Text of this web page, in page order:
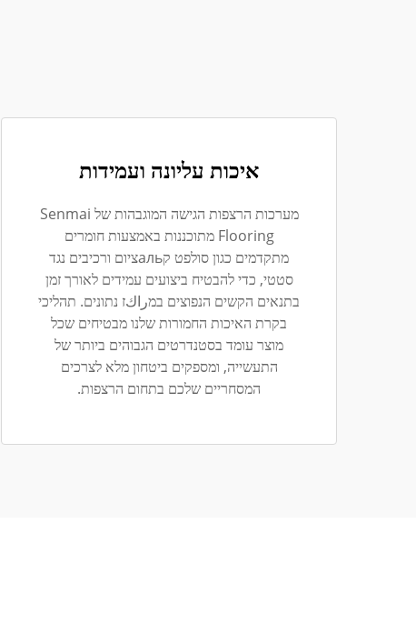
איכות עליונה ועמידות
מערכות הרצפות הגישה המוגבהות של Senmai
Flooring מתוכננות באמצעות חומרים
מתקדמים כגון סולפט קальציום ורכיבים נגד
סטטי, כדי להבטיח ביצועים עמידים לאורך זמן
בתנאים הקשים הנפוצים במراكז נתונים. תהליכי
בקרת האיכות החמורות שלנו מבטיחים שכל
מוצר עומד בסטנדרטים הגבוהים ביותר של
התעשייה, ומספקים ביטחון מלא לצרכים
המסחריים שלכם בתחום הרצפות.